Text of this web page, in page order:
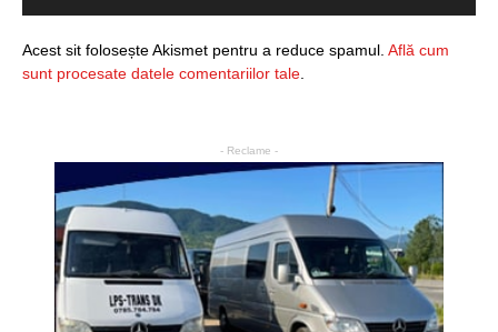
Acest sit folosește Akismet pentru a reduce spamul. Află cum
sunt procesate datele comentariilor tale.
- Reclame -